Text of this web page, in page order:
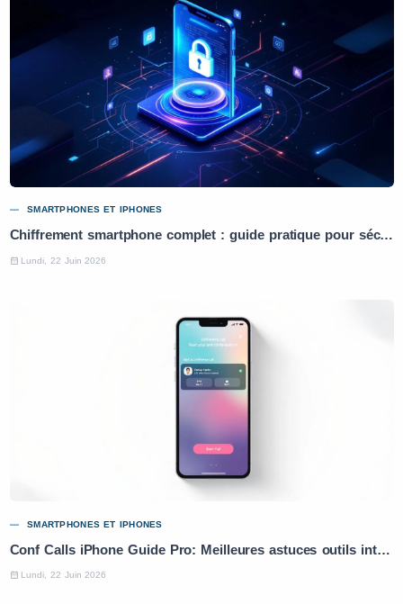
SMARTPHONES ET IPHONES
Chiffrement smartphone complet : guide pratique pour sécuriser vos données
Lundi, 22 Juin 2026
SMARTPHONES ET IPHONES
Conf Calls iPhone Guide Pro: Meilleures astuces outils intégrés pour 2026
Lundi, 22 Juin 2026